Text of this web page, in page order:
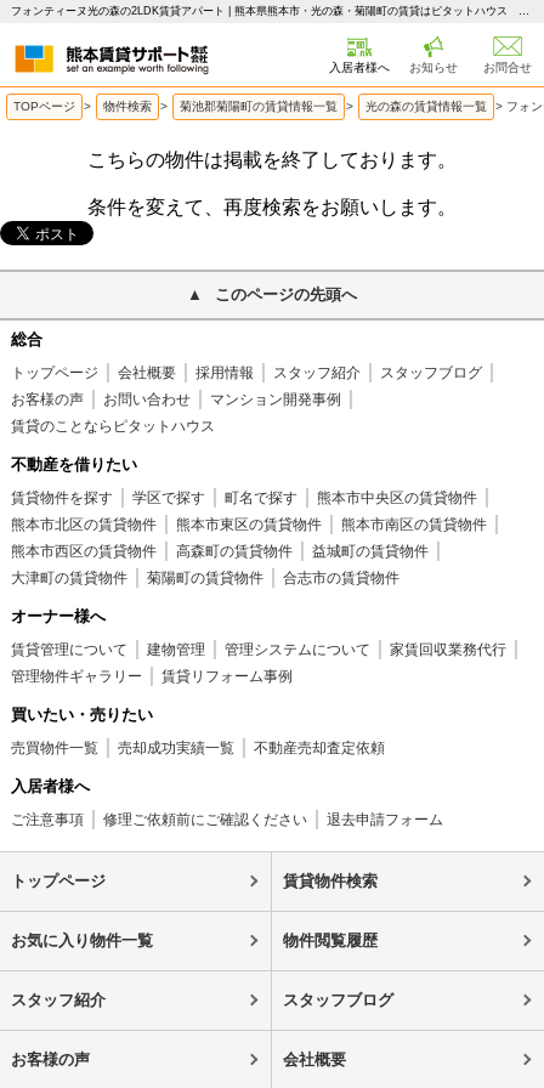
フォンティーヌ光の森の2LDK賃貸アパート | 熊本県熊本市・光の森・菊陽町の賃貸はピタットハウス 熊本賃貸サポート
入居者様へ お知らせ お問合せ
TOPページ > 物件検索 > 菊池郡菊陽町の賃貸情報一覧 > 光の森の賃貸情報一覧 > フォ
こちらの物件は掲載を終了しております。
条件を変えて、再度検索をお願いします。
このページの先頭へ
総合
トップページ 会社概要 採用情報 スタッフ紹介
スタッフブログ
お客様の声
お問い合わせ
マンション開発事例
賃貸のことならピタットハウス
不動産を借りたい
賃貸物件を探す 学区で探す 町名で探す
熊本市中央区の賃貸物件
熊本市北区の賃貸物件
熊本市東区の賃貸物件
熊本市南区の賃貸物件
熊本市西区の賃貸物件
高森町の賃貸物件
益城町の賃貸物件
大津町の賃貸物件
菊陽町の賃貸物件 合志市の賃貸物件
オーナー様へ
賃貸管理について 建物管理 管理システムについて
家賃回収業務代行
管理物件ギャラリー
賃貸リフォーム事例
買いたい・売りたい
売買物件一覧 売却成功実績一覧 不動産売却査定依頼
入居者様へ
ご注意事項 修理ご依頼前にご確認ください 退去申請フォーム
トップページ 賃貸物件検索
お気に入り物件一覧 物件閲覧履歴
スタッフ紹介 スタッフブログ
お客様の声 会社概要